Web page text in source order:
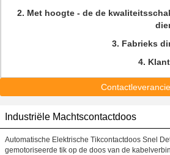
2. Met hoogte - de de
3. Fabrieks
4.
Industriële Machtscontactdoos
Automatische Elektrische Tikcontactdoos Snel
gemotoriseerde tik op de doos van de